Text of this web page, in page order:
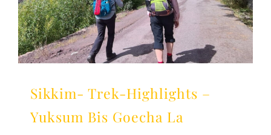
Ladakh
Bhutan
Indien
Image
Sikkim- Trek-Highlights –
Yuksum Bis Goecha La